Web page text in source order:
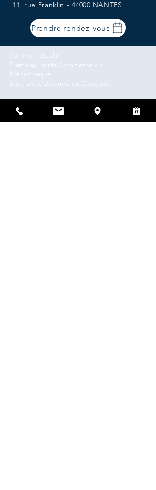
11, rue Franklin - 44000 NANTES
Prendre rendez-vous
Parking : Graslin
Tramway : arrêt Commerce ou
Médiathèque
Bus : arrêt Delorme ou Copernic